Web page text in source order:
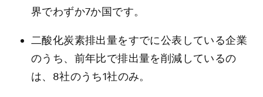
界でわずか7か国です。
二酸化炭素排出量をすでに公表している企業
のうち、前年比で排出量を削減しているの
は、8社のうち1社のみ。